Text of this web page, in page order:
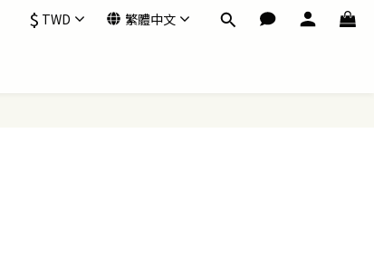
$ TWD 繁體中文